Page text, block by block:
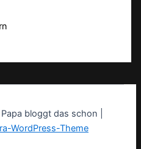
bloggt das schon |
WordPress-Theme